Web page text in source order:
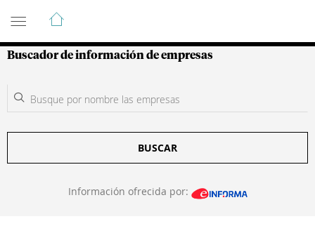
Guía de Empresas Colombianas
Buscador de información de empresas
BUSCAR
Información ofrecida por: